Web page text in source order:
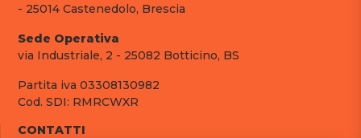
- 25014 Castenedolo, Brescia
Sede Operativa
via Industriale, 2 - 25082 Botticino, BS
Partita iva 03308130982
Cod. SDI: RMRCWXR
CONTATTI